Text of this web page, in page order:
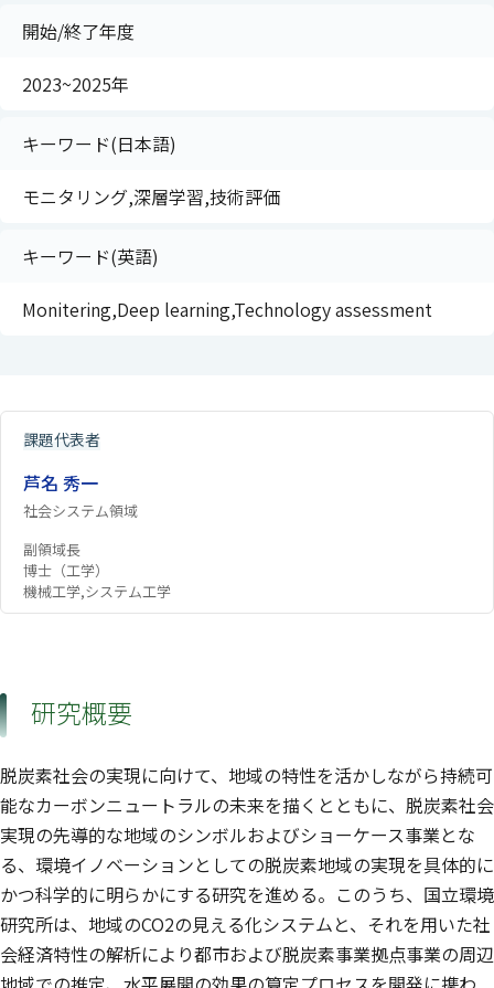
開始/終了年度
2023~2025年
キーワード(日本語)
モニタリング,深層学習,技術評価
キーワード(英語)
Monitering,Deep learning,Technology assessment
課題代表者
芦名 秀一
社会システム領域
副領域長
博士（工学）
機械工学,システム工学
研究概要
脱炭素社会の実現に向けて、地域の特性を活かしながら持続可
能なカーボンニュートラルの未来を描くとともに、脱炭素社会
実現の先導的な地域のシンボルおよびショーケース事業とな
る、環境イノベーションとしての脱炭素地域の実現を具体的に
かつ科学的に明らかにする研究を進める。このうち、国立環境
研究所は、地域のCO2の見える化システムと、それを用いた社
会経済特性の解析により都市および脱炭素事業拠点事業の周辺